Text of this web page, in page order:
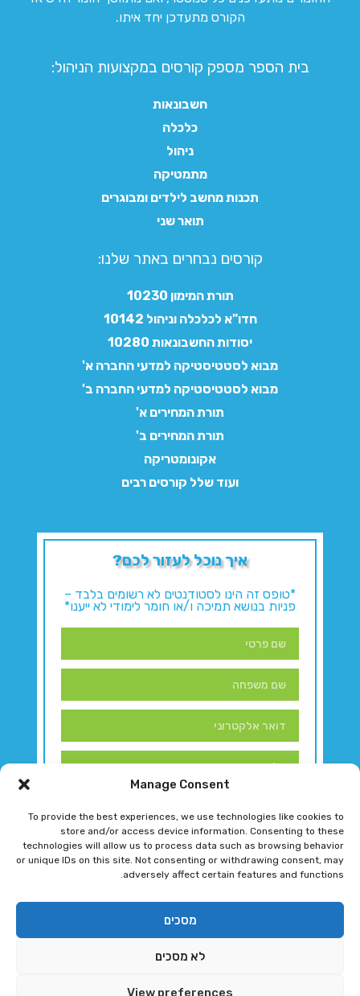
Manage Consent
To provide the best experiences, we use technologies like cookies to
store and/or access device information. Consenting to these
technologies will allow us to process data such as browsing behavior
or unique IDs on this site. Not consenting or withdrawing consent, may
adversely affect certain features and functions.
מסכים
לא מסכים
View preferences
הקורס מתעדכן יחד איתו.
בית הספר מספק קורסים במקצועות הניהול:
חשבונאות
כלכלה
ניהול
מתמטיקה
תכנות מחשב לילדים ומבוגרים
תואר שני
קורסים נבחרים באתר שלנו:​
תורת המימון 10230
חדו"א לכלכלה וניהול 10142
יסודות החשבונאות 10280
מבוא לסטטיסטיקה למדעי החברה א'
מבוא לסטטיסטיקה למדעי החברה ב'
תורת המחירים א'
תורת המחירים ב'
אקונומטריקה
ועוד שלל קורסים רבים
איך נוכל לעזור לכם?
*טופס זה הינו לסטודנטים לא רשומים בלבד –
פניות בנושא תמיכה ו/או חומר לימודי לא ייענו*